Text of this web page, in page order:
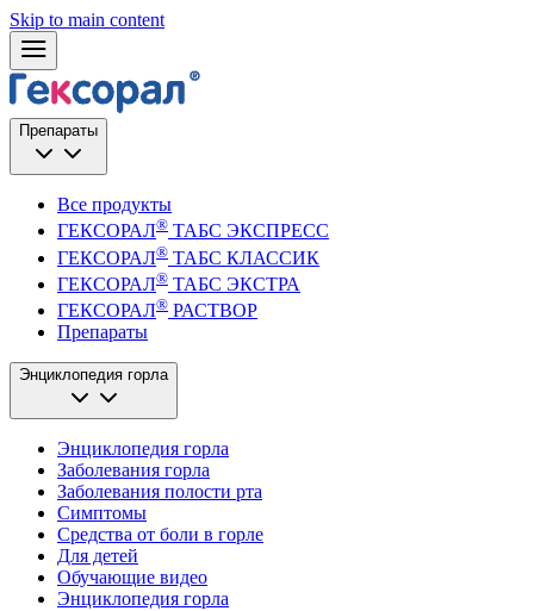
Skip to main content
Препараты
Все продукты
ГЕКСОРАЛ® ТАБС ЭКСПРЕСС
ГЕКСОРАЛ® ТАБС КЛАССИК
ГЕКСОРАЛ® ТАБС ЭКСТРА
ГЕКСОРАЛ® РАСТВОР
Препараты
Энциклопедия горла
Энциклопедия горла
Заболевания горла
Заболевания полости рта
Симптомы
Средства от боли в горле
Для детей
Обучающие видео
Энциклопедия горла